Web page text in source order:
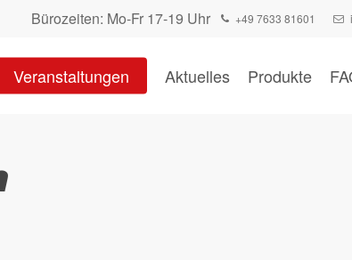
Bürozeiten: Mo-Fr 17-19 Uhr +49 7633 81601
Veranstaltungen Aktuelles Produkte